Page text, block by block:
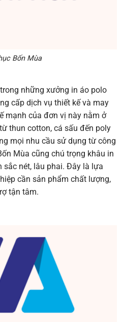
Bốn Mùa
những xưởng in áo polo
cấp dịch vụ thiết kế và may
mạnh của đơn vị này nằm ở
thun cotton, cá sấu đến poly
mọi nhu cầu sử dụng từ công
Mùa cũng chú trọng khâu in
sắc nét, lâu phai. Đây là lựa
cần sản phẩm chất lượng,
tận tâm.